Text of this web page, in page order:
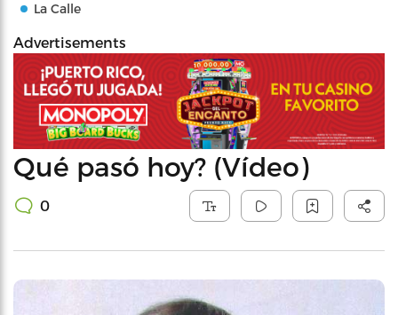
La Calle
Advertisements
Qué pasó hoy? (Vídeo)
0